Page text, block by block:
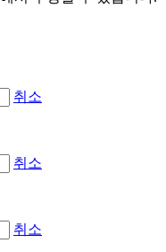
취소
취소
취소